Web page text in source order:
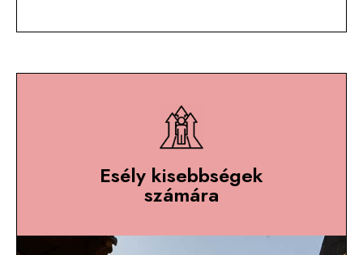
Esély kisebbségek
számára